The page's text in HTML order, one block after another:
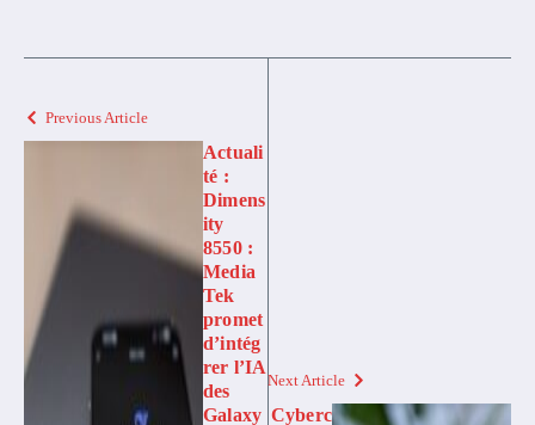
Previous Article
Actuali
té :
Dimens
ity
8550 :
Media
Tek
promet
d’intég
rer l’IA
des
Galaxy
Next Article
Cyberc